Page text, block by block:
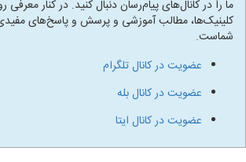
ما را در کانال‌های پیام‌رسان دنبال کنید. در کنار
کلینیک‌ها، مطالب آموزشی و پرسش و پاسخ‌های
شماست.
عضویت در کانال تلگرام
عضویت در کانال بله
عضویت در کانال ایتا